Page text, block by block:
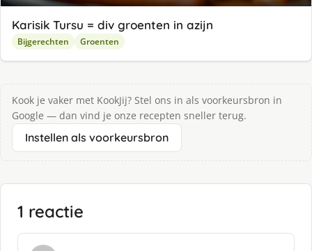
Karisik Tursu = div groenten in azijn
Bijgerechten Groenten
Kook je vaker met KookJij? Stel ons in als voorkeursbron in
Google — dan vind je onze recepten sneller terug.
Instellen als voorkeursbron
1 reactie